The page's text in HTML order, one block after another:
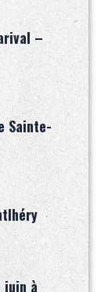
–
Sainte-
juin à